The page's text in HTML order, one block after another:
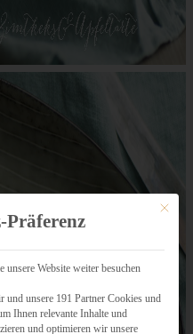
Mit
Präferenz
Website weiter besuchen
unsere 191 Partner Cookies und
Ihnen relevante Inhalte und
und optimieren wir unsere